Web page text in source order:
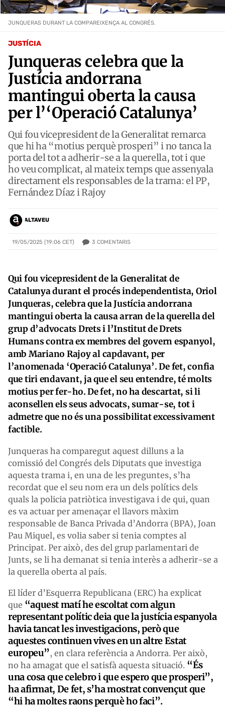
JUSTÍCIA
Junqueras celebra que la
Justícia andorrana
mantingui oberta la causa
per l’‘Operació Catalunya’
Qui fou vicepresident de la Generalitat remarca
que hi ha “motius perquè prosperi” i no tanca la
porta del tot a adherir-se a la querella, tot i que
ho veu complicat, al mateix temps que assenyala
directament els responsables de la trama: el PP,
Fernández Díaz i Rajoy
ALTAVEU
19/05/2025 (19:06 CET) 3 COMENTARIS
JUNQUERAS DURANT LA COMPAREIXENÇA AL CONGRÉS.
Qui fou vicepresident de la Generalitat de
Catalunya durant el procés independentista, Oriol
Junqueras, celebra que la Justícia andorrana
mantingui oberta la causa arran de la querella del
grup d’advocats Drets i l’Institut de Drets
Humans contra ex membres del govern espanyol,
amb Mariano Rajoy al capdavant, per
l’anomenada ‘Operació Catalunya’. De fet, confia
que tiri endavant, ja que el seu entendre, té molts
motius per fer-ho. De fet, no ha descartat, si li
aconsellen els seus advocats, sumar-se, tot i
admetre que no és una possibilitat excessivament
factible.
Junqueras ha comparegut aquest dilluns a la
comissió del Congrés dels Diputats que investiga
aquesta trama i, en una de les preguntes, s’ha
recordat que el seu nom era un dels polítics dels
quals la policia patriòtica investigava i de qui, quan
es va actuar per amenaçar el llavors màxim
responsable de Banca Privada d’Andorra (BPA), Joan
Pau Miquel, es volia saber si tenia comptes al
Principat. Per això, des del grup parlamentari de
Junts, se li ha demanat si tenia interès a adherir-se a
la querella oberta al país.
El líder d’Esquerra Republicana (ERC) ha explicat
que “aquest matí he escoltat com algun
representant polític deia que la justícia espanyola
havia tancat les investigacions, però que
aquestes continuen vives en un altre Estat
europeu”, en clara referència a Andorra. Per això,
no ha amagat que el satisfà aquesta situació. “És
una cosa que celebro i que espero que prosperi”,
ha afirmat, De fet, s’ha mostrat convençut que
“hi ha moltes raons perquè ho faci”.